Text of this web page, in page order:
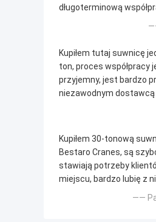
długoterminową
Kupiłem tutaj suwnicę
ton, proces współpracy
przyjemny, jest bardzo
niezawodnym dostawcą
Kupiłem 30-tonową
Bestaro Cranes, są
stawiają potrzeby
miejscu, bardzo lubię z
——